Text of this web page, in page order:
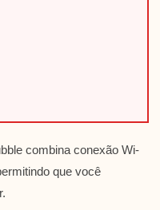
combina conexão Wi-
que você